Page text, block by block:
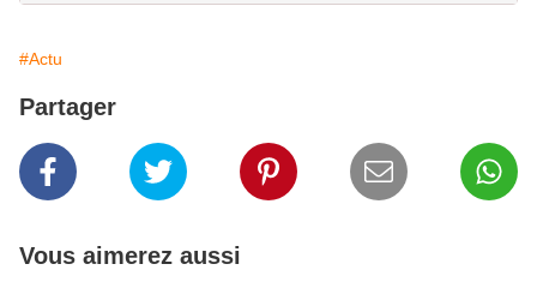
#Actu
Partager
Vous aimerez aussi